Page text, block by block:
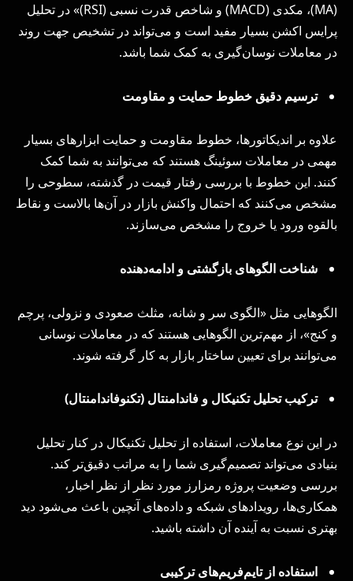
(MA)، مکدی (MACD) و شاخص قدرت نسبی (RSI)» در تحلیل
پرایس اکشن بسیار مفید است و می‌تواند در تشخیص جهت روند
در معاملات نوسان‌گیری به کمک شما باشد.
ترسیم دقیق خطوط حمایت و مقاومت
علاوه بر اندیکاتورها، خطوط مقاومت و حمایت ابزارهای بسیار
مهمی در معاملات سوئینگ هستند که می‌توانند به شما کمک
کنند. این خطوط با بررسی رفتار قیمت در گذشته، سطوحی را
مشخص می‌کنند که احتمال واکنش بازار در آن‌ها بالاست و نقاط
بالقوه ورود یا خروج را مشخص می‌سازند.
شناخت الگوهای بازگشتی و ادامه‌دهنده
الگوهایی مثل «الگوی سر و شانه، مثلث صعودی و نزولی، پرچم
و کنج»، از مهم‌ترین الگوهایی هستند که در معاملات نوسانی
می‌توانند برای تعیین ساختار بازار به کار گرفته شوند.
ترکیب تحلیل تکنیکال و فاندامنتال (تکنوفاندامنتال)
در این نوع معاملات، استفاده از تحلیل تکنیکال در کنار تحلیل
بنیادی می‌تواند تصمیم‌گیری شما را به مراتب دقیق‌تر کند.
بررسی وضعیت پروژه رمزارز مورد نظر از نظر اخبار،
همکاری‌ها، رویدادهای شبکه و داده‌های آنچین باعث می‌شود دید
بهتری نسبت به آینده آن داشته باشید.
استفاده از تایم‌فریم‌های ترکیبی